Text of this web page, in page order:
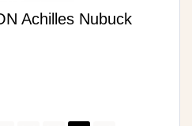
Achilles Nubuck